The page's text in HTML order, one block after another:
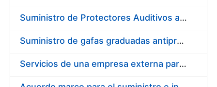
Suministro de Protectores Auditivos a medida para las personas trabajadoras de los Centros de Trabajo de Madrid y Burgos
Suministro de gafas graduadas antiproyecciones para los trabajadores de la FNMT-RCM en los centros de trabajo de Madrid y Burgos
Servicios de una empresa externa para el asesoramiento y resolución de los recursos de alzada que se presentan relacionados con procesos de selección para la FNMT-RCM